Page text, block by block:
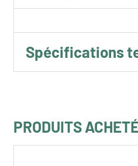
Spécifications
PRODUITS